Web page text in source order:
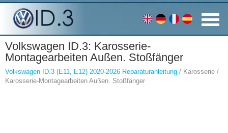
Volkswagen ID.3: Karosserie-
Montagearbeiten Außen. Stoßfänger
Volkswagen ID.3 (E11, E12) 2020-2026 Reparaturanleitung / Karosserie /
Karosserie-Montagearbeiten Außen. Stoßfänger